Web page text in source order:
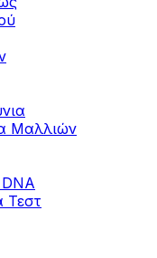
Μαλλιών
Τεστ